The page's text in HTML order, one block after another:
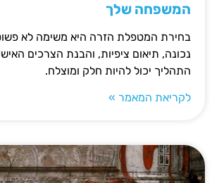
המשפחה שלך
בחירת המטפלת הזרה היא משימה לא
נכונה, תיאום ציפיות, והבנת הצרכים
התהליך יכול להיות חלק ומוצלח.
לקריאת המאמר »